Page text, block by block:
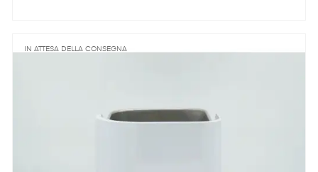
IN ATTESA DELLA CONSEGNA